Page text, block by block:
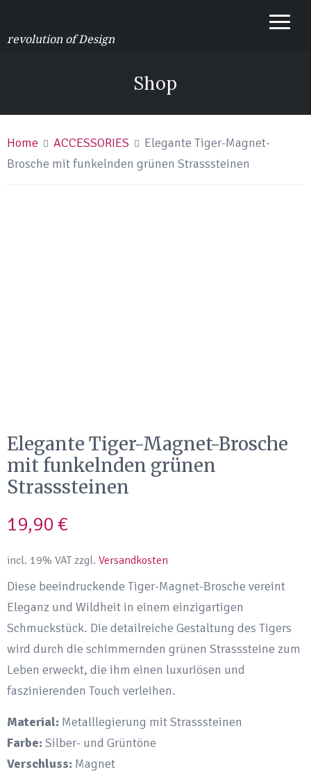
revolution of Design
Shop
Home ACCESSORIES
Elegante Tiger-Magnet-
Brosche mit funkelnden grünen Strasssteinen
Elegante Tiger-Magnet-Brosche
mit funkelnden grünen
Strasssteinen
19,90 €
incl. 19% VAT zzgl. Versandkosten
Diese beeindruckende Tiger-Magnet-Brosche vereint
Eleganz und Wildheit in einem einzigartigen
Schmuckstück. Die detailreiche Gestaltung des Tigers
wird durch die schimmernden grünen Strasssteine zum
Leben erweckt, die ihm einen luxuriösen und
faszinierenden Touch verleihen.
Material: Metalllegierung mit Strasssteinen
Farbe:Silber- und Grüntöne
Verschluss: Magnet